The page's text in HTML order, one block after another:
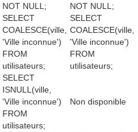
NOT NULL;
NOT NULL;
SELECT
COALESCE(ville,
'Ville inconnue')
FROM
utilisateurs;
SELECT
COALESCE(ville,
'Ville inconnue')
FROM
utilisateurs;
SELECT
ISNULL(ville,
'Ville inconnue')
FROM
utilisateurs;
Non disponible